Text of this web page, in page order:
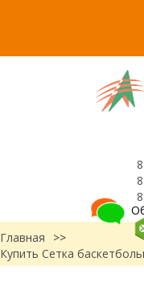
Главная
>>
Купить Сетка